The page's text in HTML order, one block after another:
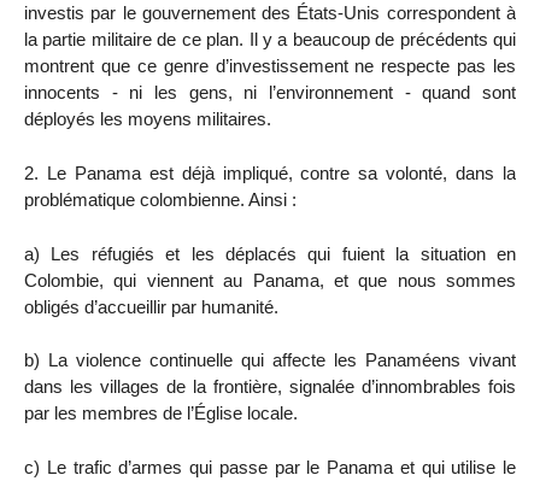
investis par le gouvernement des États-Unis correspondent à
la partie militaire de ce plan. Il y a beaucoup de précédents qui
montrent que ce genre d’investissement ne respecte pas les
innocents - ni les gens, ni l’environnement - quand sont
déployés les moyens militaires.
2. Le Panama est déjà impliqué, contre sa volonté, dans la
problématique colombienne. Ainsi :
a) Les réfugiés et les déplacés qui fuient la situation en
Colombie, qui viennent au Panama, et que nous sommes
obligés d’accueillir par humanité.
b) La violence continuelle qui affecte les Panaméens vivant
dans les villages de la frontière, signalée d’innombrables fois
par les membres de l’Église locale.
c) Le trafic d’armes qui passe par le Panama et qui utilise le